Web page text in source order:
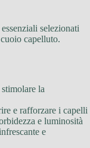
selezionati
capelluto.
la
e rafforzare i capelli
e luminosità
e